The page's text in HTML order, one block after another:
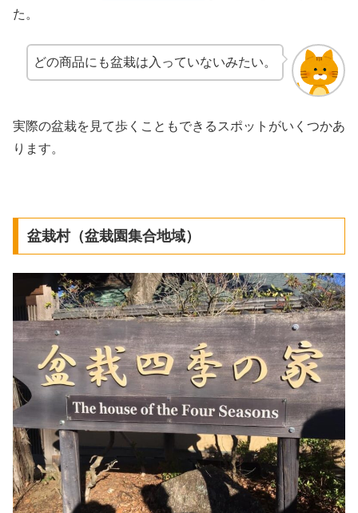
た。
どの商品にも盆栽は入っていないみたい。
実際の盆栽を見て歩くこともできるスポットがいくつかあ
ります。
盆栽村（盆栽園集合地域）